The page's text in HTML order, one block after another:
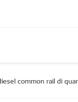
common rail di